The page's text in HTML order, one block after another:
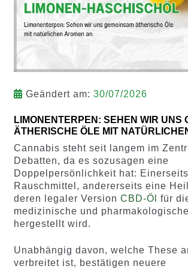
Geändert am: 30/07/2026
LIMONENTERPEN: SEHEN WIR UNS
ÄTHERISCHE ÖLE MIT
Cannabis steht seit langem im
Debatten, da es sozusagen eine
Doppelpersönlichkeit hat:
Rauschmittel, andererseits eine
deren legaler Version CBD-Öl
für
medizinische und
hergestellt wird.
Unabhängig davon, welche These
verbreitet ist, bestätigen neuere